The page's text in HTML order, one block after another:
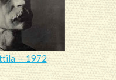
— 1972